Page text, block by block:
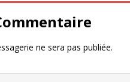
ne sera pas publiée.